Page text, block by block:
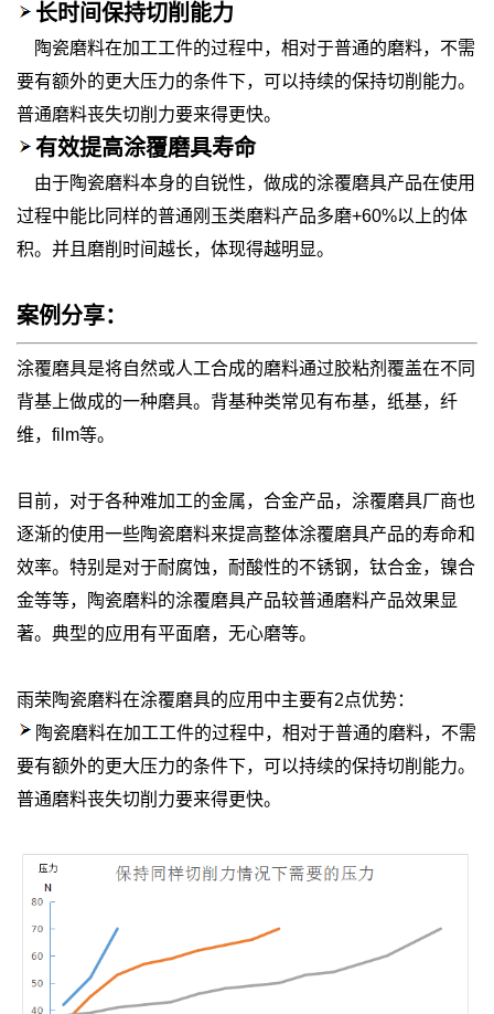
长时间保持切削能力
陶瓷磨料在加工工件的过程中，相对于普通的磨料，不需
要有额外的更大压力的条件下，可以持续的保持切削能力。
普通磨料丧失切削力要来得更快。
有效提高涂覆磨具寿命
由于陶瓷磨料本身的自锐性，做成的涂覆磨具产品在使用
过程中能比同样的普通刚玉类磨料产品多磨+60%以上的体
积。并且磨削时间越长，体现得越明显。
案例分享：
涂覆磨具是将自然或人工合成的磨料通过胶粘剂覆盖在不同
背基上做成的一种磨具。背基种类常见有布基，纸基，纤
维，film等。
目前，对于各种难加工的金属，合金产品，涂覆磨具厂商也
逐渐的使用一些陶瓷磨料来提高整体涂覆磨具产品的寿命和
效率。特别是对于耐腐蚀，耐酸性的不锈钢，钛合金，镍合
金等等，陶瓷磨料的涂覆磨具产品较普通磨料产品效果显
著。典型的应用有平面磨，无心磨等。
雨荣陶瓷磨料在涂覆磨具的应用中主要有2点优势：
陶瓷磨料在加工工件的过程中，相对于普通的磨料，不需
要有额外的更大压力的条件下，可以持续的保持切削能力。
普通磨料丧失切削力要来得更快。